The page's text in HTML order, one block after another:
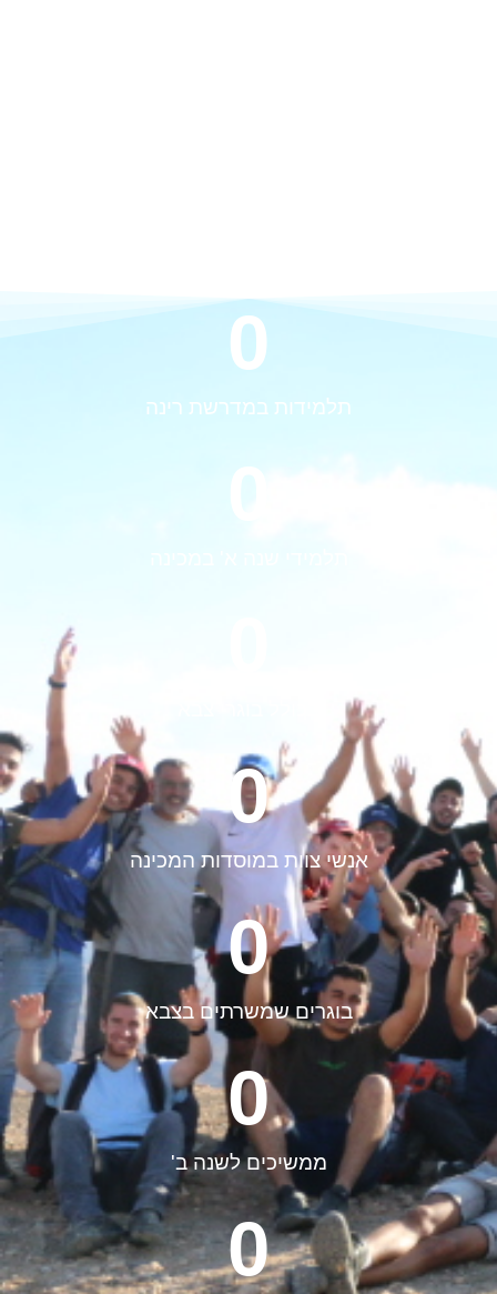
תלמידות במדרשת רינה
0
0
אנשי צוות במוסדות המכינה
0
בוגרים שמשרתים בצבא
0
ממשיכים לשנה ב'
0
0